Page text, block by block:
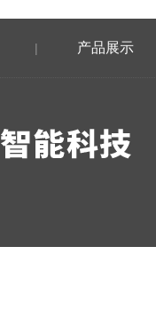
| 产品展示